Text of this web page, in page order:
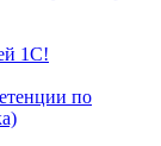
1С!
по